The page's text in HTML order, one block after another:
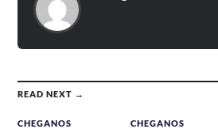
READ NEXT →
CHEGANOS
CHEGANOS